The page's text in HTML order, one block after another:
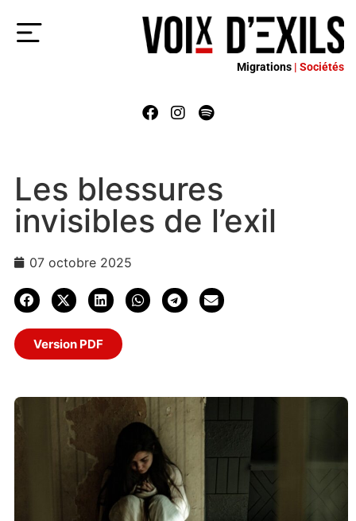
Migrations | Sociétés
Les blessures
invisibles de l’exil
07 octobre 2025
Version PDF